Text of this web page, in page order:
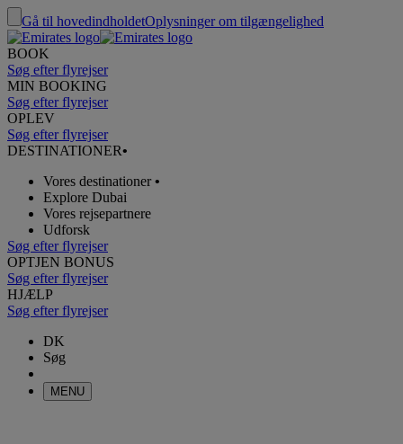
Gå til hovedindholdetOplysninger om tilgængelighed
BOOK
Søg efter flyrejser
MIN BOOKING
Søg efter flyrejser
OPLEV
Søg efter flyrejser
DESTINATIONER•
Vores destinationer •
Explore Dubai
Vores rejsepartnere
Udforsk
Søg efter flyrejser
OPTJEN BONUS
Søg efter flyrejser
HJÆLP
Søg efter flyrejser
DK
Søg
MENU